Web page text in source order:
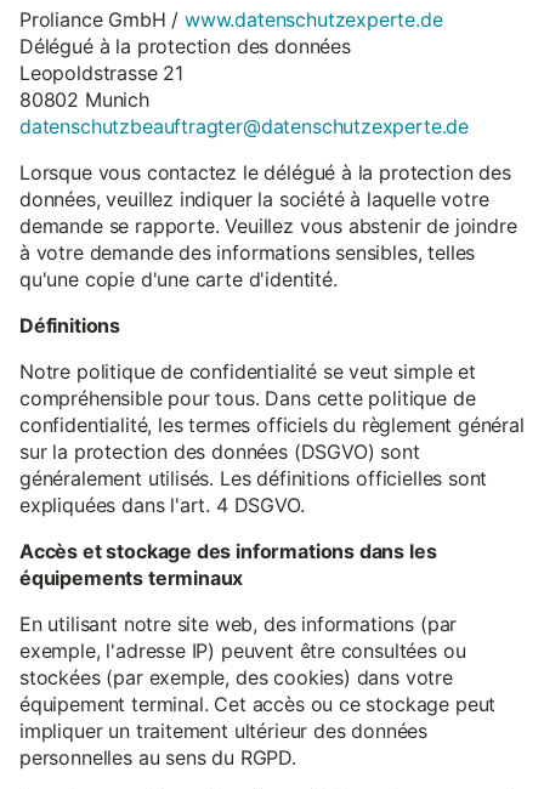
Proliance GmbH /www.datenschutzexperte.de
Délégué à la protection des données
Leopoldstrasse 21
80802 Munich
datenschutzbeauftragter@datenschutzexperte.de
Lorsque vous contactez le délégué à la protection des
données, veuillez indiquer la société à laquelle votre
demande se rapporte. Veuillez vous abstenir de joindre
à votre demande des informations sensibles, telles
qu'une copie d'une carte d'identité.
Définitions
Notre politique de confidentialité se veut simple et
compréhensible pour tous. Dans cette politique de
confidentialité, les termes officiels du règlement général
sur la protection des données (DSGVO) sont
généralement utilisés. Les définitions officielles sont
expliquées dans l'art. 4 DSGVO.
Accès et stockage des informations dans les
équipements terminaux
En utilisant notre site web, des informations (par
exemple, l'adresse IP) peuvent être consultées ou
stockées (par exemple, des cookies) dans votre
équipement terminal. Cet accès ou ce stockage peut
impliquer un traitement ultérieur des données
personnelles au sens du RGPD.